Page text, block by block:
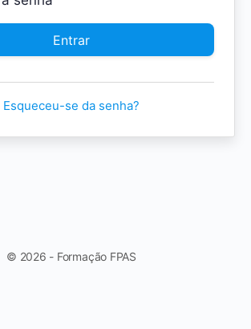
Esqueceu-se da senha?
© 2026 - Formação FPAS